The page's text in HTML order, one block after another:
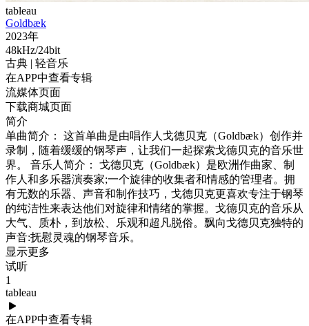
tableau
Goldbæk
2023年
48kHz/24bit
古典 | 轻音乐
在APP中查看专辑
流媒体页面
下载商城页面
简介
单曲简介： 这首单曲是由唱作人戈德贝克（Goldbæk）创作并
录制，随着缓缓的钢琴声，让我们一起探索戈德贝克的音乐世
界。 音乐人简介： 戈德贝克（Goldbæk）是欧洲作曲家、制
作人和多乐器演奏家;一个旋律的收集者和情感的管理者。拥
有无数的乐器、声音和制作技巧，戈德贝克更喜欢专注于钢琴
的纯洁性来表达他们对旋律和情绪的掌握。戈德贝克的音乐从
大气、质朴，到放松、乐观和超凡脱俗。飘向戈德贝克独特的
声音:抚慰灵魂的钢琴音乐。
显示更多
试听
1
tableau
在APP中查看专辑